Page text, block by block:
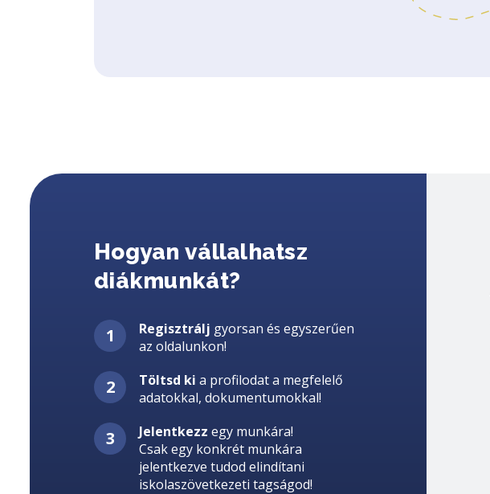
Hogyan vállalhatsz
diákmunkát?
Regisztrálj gyorsan és egyszerűen
az oldalunkon!
Töltsd ki a profilodat a megfelelő
adatokkal, dokumentumokkal!
Jelentkezz egy munkára!
Csak egy konkrét munkára
jelentkezve tudod elindítani
iskolaszövetkezeti tagságod!